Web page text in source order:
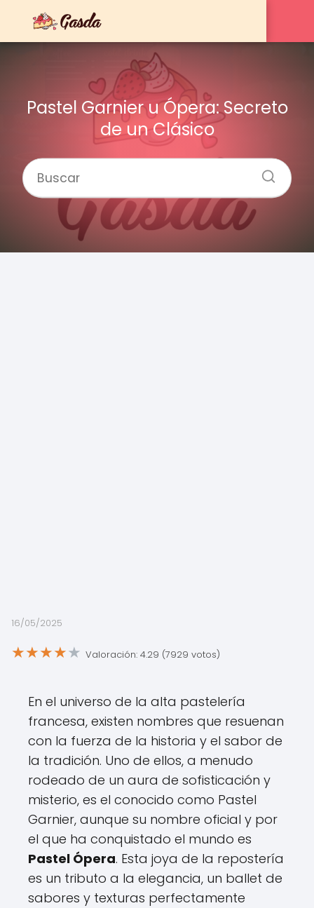
Pastel Garnier u Ópera: Secreto
de un Clásico
16/05/2025
★★★★★ Valoración: 4.29 (7929 votos)
En el universo de la alta pastelería
francesa, existen nombres que resuenan
con la fuerza de la historia y el sabor de
la tradición. Uno de ellos, a menudo
rodeado de un aura de sofisticación y
misterio, es el conocido como Pastel
Garnier, aunque su nombre oficial y por
el que ha conquistado el mundo es
Pastel Ópera. Esta joya de la repostería
es un tributo a la elegancia, un ballet de
sabores y texturas perfectamente